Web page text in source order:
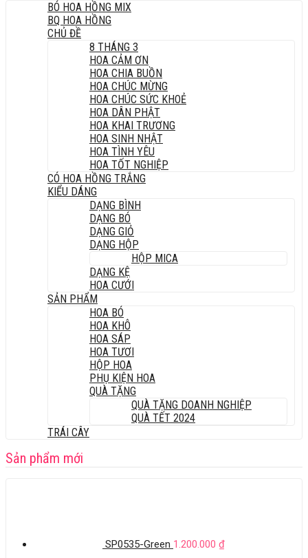
BÓ HOA HỒNG MIX
BQ HOA HỒNG
CHỦ ĐỀ
8 THÁNG 3
HOA CẢM ƠN
HOA CHIA BUỒN
HOA CHÚC MỪNG
HOA CHÚC SỨC KHOẺ
HOA DÂN PHẬT
HOA KHAI TRƯƠNG
HOA SINH NHẬT
HOA TÌNH YÊU
HOA TỐT NGHIỆP
CÓ HOA HỒNG TRẮNG
KIỂU DÁNG
DẠNG BÌNH
DẠNG BÓ
DẠNG GIỎ
DẠNG HỘP
HỘP MICA
DẠNG KỆ
HOA CƯỚI
SẢN PHẨM
HOA BÓ
HOA KHÔ
HOA SÁP
HOA TƯƠI
HỘP HOA
PHỤ KIỆN HOA
QUÀ TẶNG
QUÀ TẶNG DOANH NGHIỆP
QUÀ TẾT 2024
TRÁI CÂY
Sản phẩm mới
SP0535-Green 1.200.000 ₫